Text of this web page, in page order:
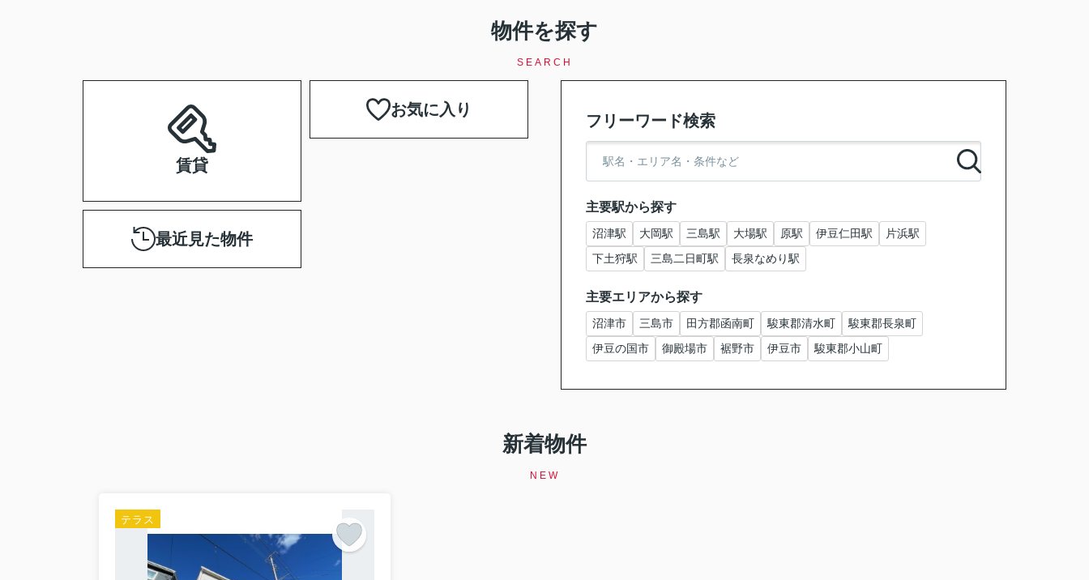
物件を探す
SEARCH
賃貸
お気に入り
最近見た物件
フリーワード検索
主要駅から探す
沼津駅 大岡駅 三島駅 大場駅 原駅 伊豆仁田駅
片浜駅
下土狩駅
三島二日町駅 長泉なめり駅
主要エリアから探す
沼津市 三島市 田方郡函南町 駿東郡清水町
駿東郡長泉町
伊豆の国市
御殿場市 裾野市 伊豆市 駿東郡小山町
新着物件
NEW
テラス